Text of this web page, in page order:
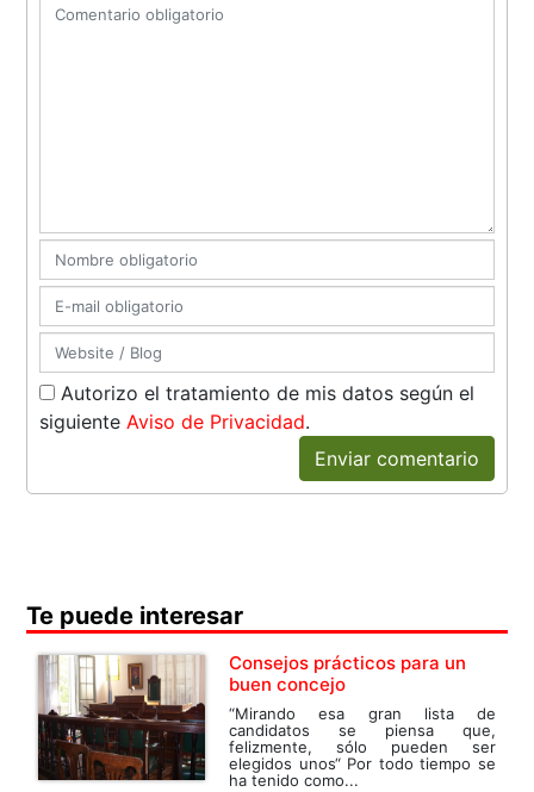
Autorizo el tratamiento de mis datos según el
siguiente Aviso de Privacidad.
Enviar comentario
Te puede interesar
Consejos prácticos para un
buen concejo
“Mirando esa gran lista de
candidatos se piensa que,
felizmente, sólo pueden ser
elegidos unos“ Por todo tiempo se
ha tenido como...